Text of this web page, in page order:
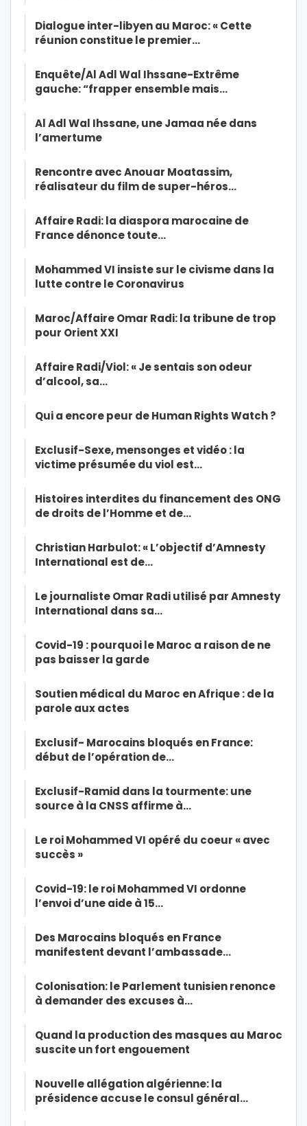
Dialogue inter-libyen au Maroc: « Cette
réunion constitue le premier…
Enquête/Al Adl Wal Ihssane-Extrême
gauche: “frapper ensemble mais…
Al Adl Wal Ihssane, une Jamaa née dans
l’amertume
Rencontre avec Anouar Moatassim,
réalisateur du film de super-héros…
Affaire Radi: la diaspora marocaine de
France dénonce toute…
Mohammed VI insiste sur le civisme dans la
lutte contre le Coronavirus
Maroc/Affaire Omar Radi: la tribune de trop
pour Orient XXI
Affaire Radi/Viol: « Je sentais son odeur
d’alcool, sa…
Qui a encore peur de Human Rights Watch ?
Exclusif-Sexe, mensonges et vidéo : la
victime présumée du viol est…
Histoires interdites du financement des ONG
de droits de l’Homme et de…
Christian Harbulot: « L’objectif d’Amnesty
International est de…
Le journaliste Omar Radi utilisé par Amnesty
International dans sa…
Covid-19 : pourquoi le Maroc a raison de ne
pas baisser la garde
Soutien médical du Maroc en Afrique : de la
parole aux actes
Exclusif- Marocains bloqués en France:
début de l’opération de…
Exclusif-Ramid dans la tourmente: une
source à la CNSS affirme à…
Le roi Mohammed VI opéré du coeur « avec
succès »
Covid-19: le roi Mohammed VI ordonne
l’envoi d’une aide à 15…
Des Marocains bloqués en France
manifestent devant l’ambassade…
Colonisation: le Parlement tunisien renonce
à demander des excuses à…
Quand la production des masques au Maroc
suscite un fort engouement
Nouvelle allégation algérienne: la
présidence accuse le consul général…